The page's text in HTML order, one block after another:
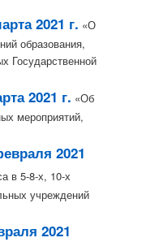
2021 г. «О
образования,
Государственной
2021 г. «Об
мероприятий,
2021
в 5-8-х, 10-х
учреждений
2021